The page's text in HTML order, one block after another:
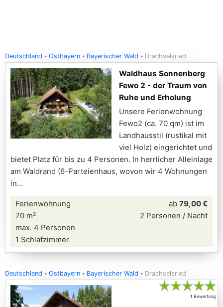
Deutschland Ostbayern Bayerischer Wald Drachselsried
Waldhaus Sonnenberg
Fewo 2 - der Traum von
Ruhe und Erholung
Unsere Ferienwohnung
Fewo2 (ca. 70 qm) ist im
Landhausstil (rustikal mit
viel Holz) eingerichtet und
bietet Platz für bis zu 4 Personen. In herrlicher Alleinlage
am Waldrand (6-Parteienhaus, wovon wir 4 Wohnungen
in
Ferienwohnung
70 m²
max. 4 Personen
1 Schlafzimmer
ab 79,00 €
2 Personen / Nacht
Deutschland Ostbayern Bayerischer Wald Drachselsried
★★★★★
1 Bewertung